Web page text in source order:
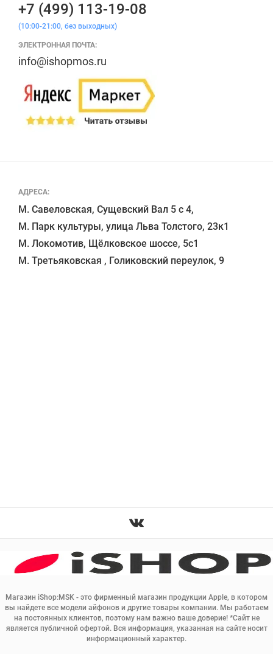
Магазин iShop:MSK - это фирменный магазин продукции Apple, в котором
вы найдете все модели айфонов и другие товары компании. Мы работаем
на постоянных клиентов, поэтому нам важно ваше доверие! *Сайт не
является публичной офертой. Вся информация, указанная на сайте носит
информационный характер.
АДРЕСА:
М. Савеловская, Сущевский Вал 5 с 4,
М. Парк культуры, улица Льва Толстого, 23к1
М. Локомотив, Щёлковское шоссе, 5с1
+7 (499) 113-19-08
(10:00-21:00, без выходных)
ЭЛЕКТРОННАЯ ПОЧТА:
info@ishopmos.ru